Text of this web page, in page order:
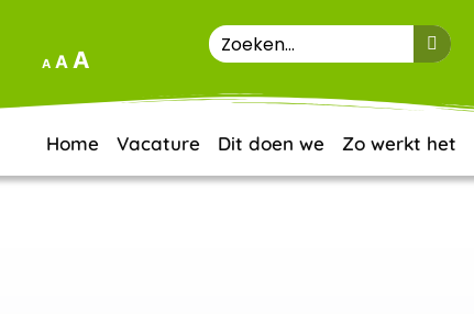
A A A
Home Vacature Dit doen we Zo werkt het